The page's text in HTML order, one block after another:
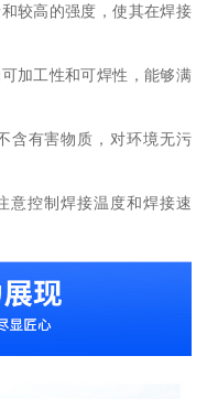
较高的强度，使其在焊接
加工性和可焊性，能够满
含有害物质，对环境无污
意控制焊接温度和焊接速